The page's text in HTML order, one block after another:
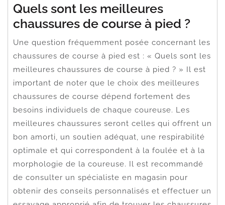
Quels sont les meilleures
chaussures de course à pied ?
Une question fréquemment posée concernant les
chaussures de course à pied est : « Quels sont les
meilleures chaussures de course à pied ? » Il est
important de noter que le choix des meilleures
chaussures de course dépend fortement des
besoins individuels de chaque coureuse. Les
meilleures chaussures seront celles qui offrent un
bon amorti, un soutien adéquat, une respirabilité
optimale et qui correspondent à la foulée et à la
morphologie de la coureuse. Il est recommandé
de consulter un spécialiste en magasin pour
obtenir des conseils personnalisés et effectuer un